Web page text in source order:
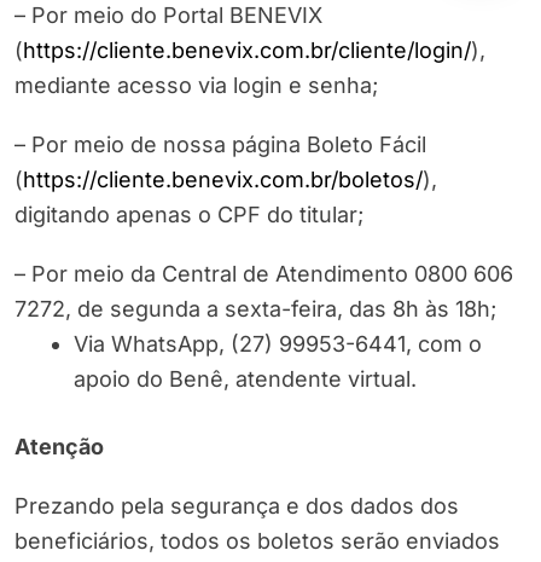
– Por meio do Portal BENEVIX
(https://cliente.benevix.com.br/cliente/login/),
mediante acesso via login e senha;
– Por meio de nossa página Boleto Fácil
(https://cliente.benevix.com.br/boletos/),
digitando apenas o CPF do titular;
– Por meio da Central de Atendimento 0800 606
7272, de segunda a sexta-feira, das 8h às 18h;
Via WhatsApp, (27) 99953-6441, com o
apoio do Benê, atendente virtual.
Atenção
Prezando pela segurança e dos dados dos
beneficiários, todos os boletos serão enviados